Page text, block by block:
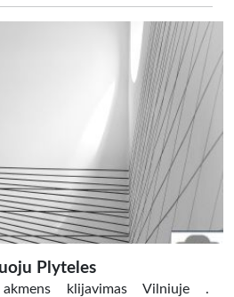
Plyteles
klijavimas Vilniuje .